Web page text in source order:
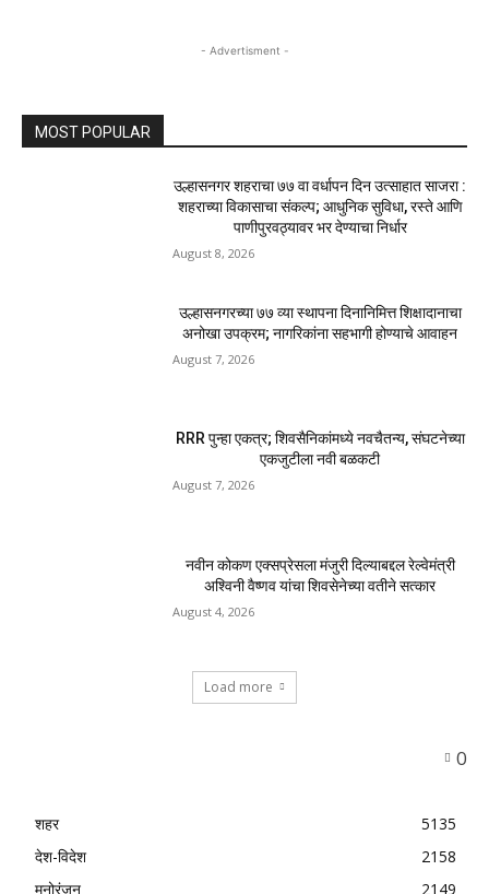
- Advertisment -
MOST POPULAR
उल्हासनगर शहराचा ७७ वा वर्धापन दिन उत्साहात साजरा :
शहराच्या विकासाचा संकल्प; आधुनिक सुविधा, रस्ते आणि
पाणीपुरवठ्यावर भर देण्याचा निर्धार
August 8, 2026
उल्हासनगरच्या ७७ व्या स्थापना दिनानिमित्त शिक्षादानाचा
अनोखा उपक्रम; नागरिकांना सहभागी होण्याचे आवाहन
August 7, 2026
RRR पुन्हा एकत्र; शिवसैनिकांमध्ये नवचैतन्य, संघटनेच्या
एकजुटीला नवी बळकटी
August 7, 2026
नवीन कोकण एक्सप्रेसला मंजुरी दिल्याबद्दल रेल्वेमंत्री
अश्विनी वैष्णव यांचा शिवसेनेच्या वतीने सत्कार
August 4, 2026
Load more
0
शहर
5135
देश-विदेश
2158
मनोरंजन
2149